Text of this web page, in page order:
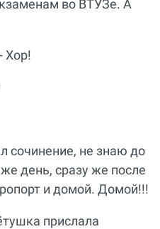
во ВТУЗе. А
Хор!
сочинение, не знаю до
день, сразу же после
и домой. Домой!!!
прислала